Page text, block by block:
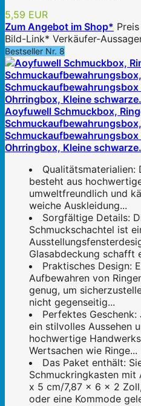
5,59 EUR
Zum Angebot im Shop*
Bild-Link* Verkäufer-
Bestseller Nr. 8
Aoyfuwell Schmuckbox,
Schmuckaufbewahrungsbox
Ohrringbox, Kleine
Qualitätsmaterialien:
besteht aus
umweltfreundlich und
weiche Auskleidung...
Sorgfältige Details:
Schmuckschachtel ist
Glasabdeckung schafft
Praktisches Design:
Aufbewahren von
genug, um
nicht gegenseitig...
Perfektes
ein stilvolles Aussehen
hochwertige
Wertsachen wie Ringe...
Das Paket enthält:
Schmuckringkasten mit
x 5 cm/7,87 x 6 x 2
oder eine Kommode